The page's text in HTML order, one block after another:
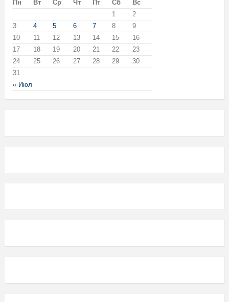
Пн Вт Ср Чт Пт Сб Вс
« Июл
1
2
3
4 5 6 7 8
9
10
11 12 13 14 15
16
17
18 19 20 21 22
23
24
25 26 27 28 29
30
31